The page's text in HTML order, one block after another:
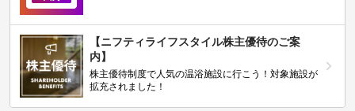
【ニフティライフスタイル株主優待のご案
内】
株主優待制度で人気の温浴施設に行こう！対象施設が
拡充されました！